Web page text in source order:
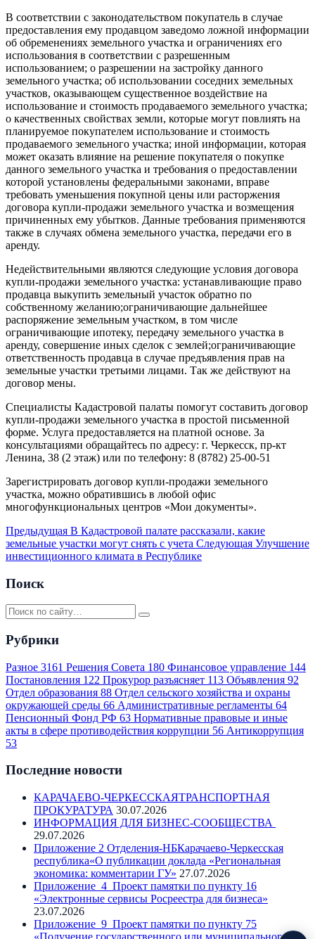
В соответствии с законодательством покупатель в случае
предоставления ему продавцом заведомо ложной информации
об обременениях земельного участка и ограничениях его
использования в соответствии с разрешенным
использованием; о разрешении на застройку данного
земельного участка; об использовании соседних земельных
участков, оказывающем существенное воздействие на
использование и стоимость продаваемого земельного участка;
о качественных свойствах земли, которые могут повлиять на
планируемое покупателем использование и стоимость
продаваемого земельного участка; иной информации, которая
может оказать влияние на решение покупателя о покупке
данного земельного участка и требования о предоставлении
которой установлены федеральными законами, вправе
требовать уменьшения покупной цены или расторжения
договора купли-продажи земельного участка и возмещения
причиненных ему убытков. Данные требования применяются
также в случаях обмена земельного участка, передачи его в
аренду.
Недействительными являются следующие условия договора
купли-продажи земельного участка: устанавливающие право
продавца выкупить земельный участок обратно по
собственному желанию;ограничивающие дальнейшее
распоряжение земельным участком, в том числе
ограничивающие ипотеку, передачу земельного участка в
аренду, совершение иных сделок с землей;ограничивающие
ответственность продавца в случае предъявления прав на
земельные участки третьими лицами. Так же действуют на
договор мены.
Специалисты Кадастровой палаты помогут составить договор
купли-продажи земельного участка в простой письменной
форме. Услуга предоставляется на платной основе. За
консультациями обращайтесь по адресу: г. Черкесск, пр-кт
Ленина, 38 (2 этаж) или по телефону: 8 (8782) 25-00-51
Зарегистрировать договор купли-продажи земельного
участка, можно обратившись в любой офис
многофункциональных центров «Мои документы».
Предыдущая В Кадастровой палате рассказали, какие
земельные участки могут снять с учета Следующая Улучшение
инвестиционного климата в Республике
Поиск
Рубрики
Разное 3161 Решения Совета 180 Финансовое управление 144
Постановления 122 Прокурор разъясняет 113 Объявления 92
Отдел образования 88 Отдел сельского хозяйства и охраны
окружающей среды 66 Административные регламенты 64
Пенсионный Фонд РФ 63 Нормативные правовые и иные
акты в сфере противодействия коррупции 56 Антикоррупция
53
Последние новости
КАРАЧАЕВО-ЧЕРКЕССКАЯТРАНСПОРТНАЯ
ПРОКУРАТУРА 30.07.2026
ИНФОРМАЦИЯ ДЛЯ БИЗНЕС-СООБЩЕСТВА
29.07.2026
Приложение 2 Отделения-НБКарачаево-Черкесская
республика«О публикации доклада «Региональная
экономика: комментарии ГУ» 27.07.2026
Приложение_4_Проект памятки по пункту 16
«Электронные сервисы Росреестра для бизнеса»
23.07.2026
Приложение_9_Проект памятки по пункту 75